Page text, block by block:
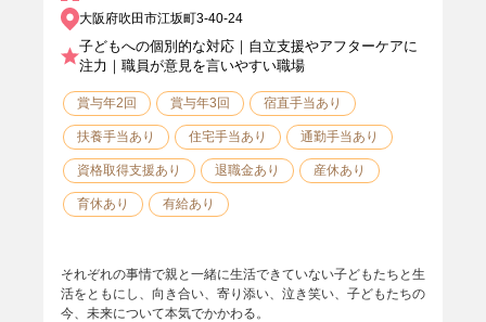
大阪府吹田市江坂町3-40-24
子どもへの個別的な対応｜自立支援やアフターケアに
注力｜職員が意見を言いやすい職場
賞与年2回 賞与年3回 宿直手当あり
扶養手当あり 住宅手当あり 通勤手当あり
資格取得支援あり 退職金あり 産休あり
育休あり 有給あり
それぞれの事情で親と一緒に生活できていない子どもたちと生
活をともにし、向き合い、寄り添い、泣き笑い、子どもたちの
今、未来について本気でかかわる。